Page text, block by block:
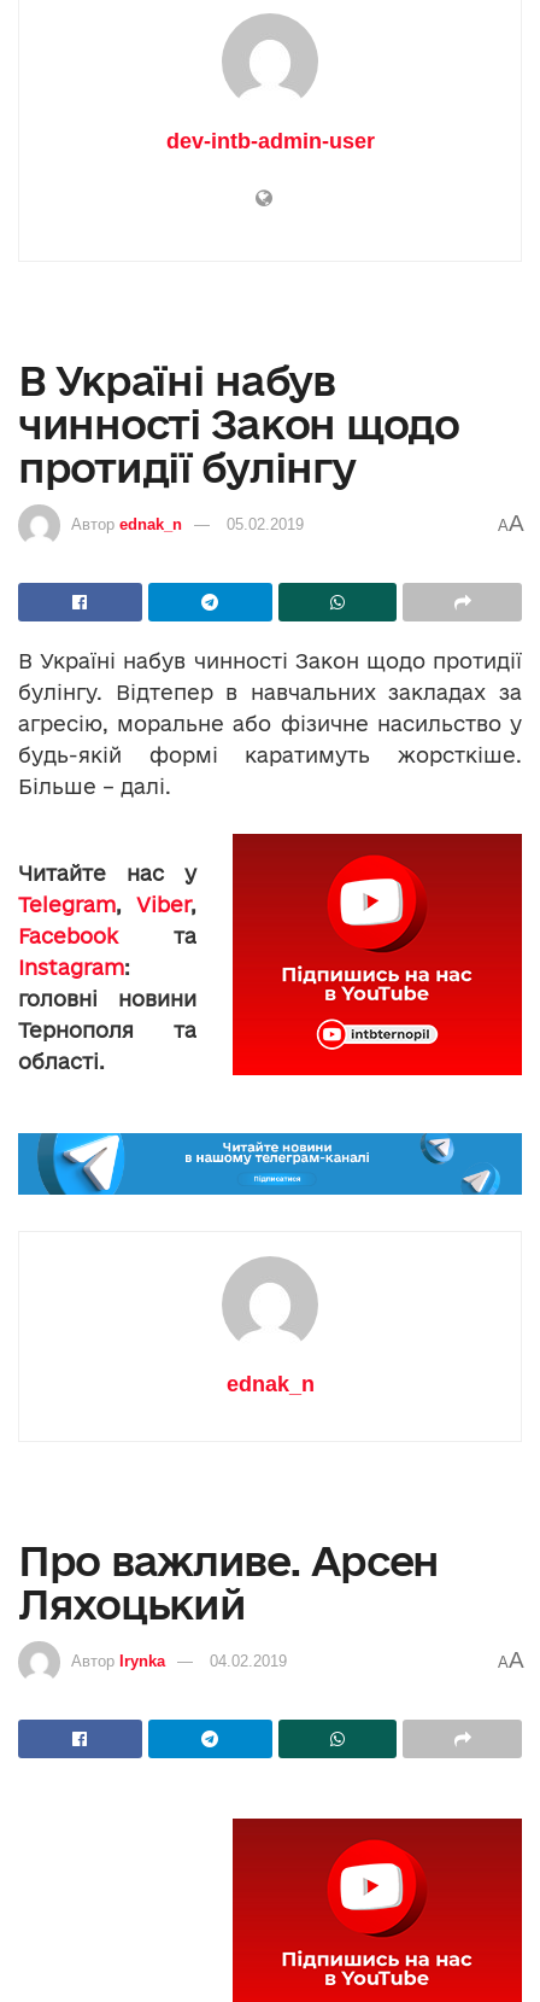
dev-intb-admin-user
В Україні набув
чинності Закон щодо
протидії булінгу
Автор ednak_n 05.02.2019 AA
В Україні набув чинності Закон щодо протидії
булінгу. Відтепер в навчальних закладах за
агресію, моральне або фізичне насильство у
будь-якій формі каратимуть жорсткіше.
Більше – далі.
Читайте нас у
Telegram, Viber,
Facebookта
Instagram:
головні новини
Тернополя та
області.
ednak_n
Про важливе. Арсен
Ляхоцький
Автор Irynka 04.02.2019 AA